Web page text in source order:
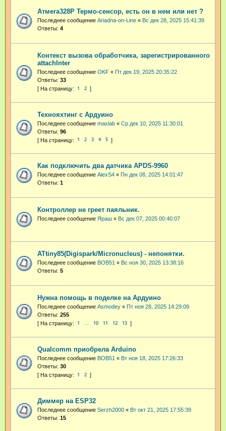
Атмега328P Термо-сенсор, есть он в нем или нет ?
Последнее сообщение Ariadna-on-Line « Вс дек 28, 2025 15:41:39
Ответы: 4
Контекст вызова обработчика, зарегистрированного
attachInter
Последнее сообщение OKF « Пт дек 19, 2025 20:35:22
Ответы: 33
1 2
Технояхтинг с Ардуино
Последнее сообщение maxlab « Ср дек 10, 2025 11:30:01
Ответы: 96
1 2 3 4 5
Как подключить два датчика APDS-9960
Последнее сообщение AlexS4 « Пн дек 08, 2025 14:01:47
Ответы: 1
Контроллер не греет паяльник.
Последнее сообщение Яраш « Вс дек 07, 2025 00:40:07
ATtiny85(Digispark/Micronucleus) - непонятки.
Последнее сообщение BOB51 « Вс ноя 30, 2025 13:38:16
Ответы: 5
Нужна помощь в поделке на Ардуино
Последнее сообщение Asmodey « Пт ноя 28, 2025 14:29:09
Ответы: 255
1 … 10 11 12 13
Qualcomm приобрела Arduino
Последнее сообщение BOB51 « Вт ноя 18, 2025 17:26:33
Ответы: 30
1 2
Диммер на ESP32
Последнее сообщение Serzh2000 « Вт окт 21, 2025 17:55:39
Ответы: 15